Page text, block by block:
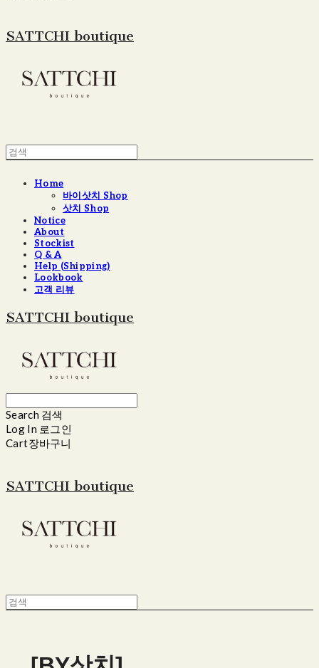
SATTCHI boutique
Home
바이삿치 Shop
삿치 Shop
Notice
About
Stockist
Q & A
Help (Shipping)
Lookbook
고객 리뷰
SATTCHI boutique
Search 검색
Log In 로그인
Cart장바구니
SATTCHI boutique